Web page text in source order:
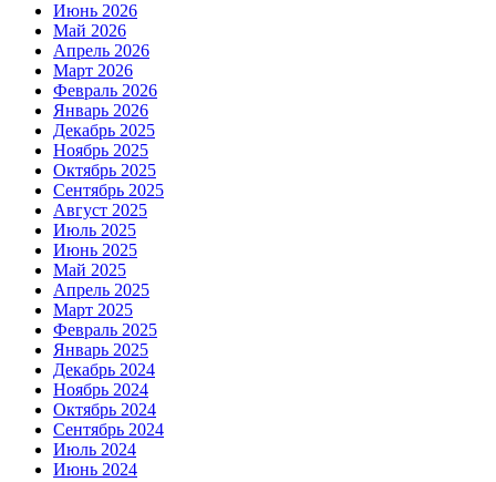
Июнь 2026
Май 2026
Апрель 2026
Март 2026
Февраль 2026
Январь 2026
Декабрь 2025
Ноябрь 2025
Октябрь 2025
Сентябрь 2025
Август 2025
Июль 2025
Июнь 2025
Май 2025
Апрель 2025
Март 2025
Февраль 2025
Январь 2025
Декабрь 2024
Ноябрь 2024
Октябрь 2024
Сентябрь 2024
Июль 2024
Июнь 2024